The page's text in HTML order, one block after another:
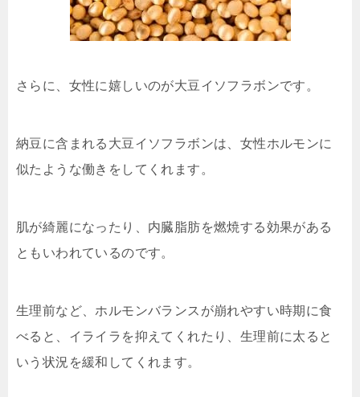
さらに、女性に嬉しいのが大豆イソフラボンです。
納豆に含まれる大豆イソフラボンは、女性ホルモンに
似たような働きをしてくれます。
肌が綺麗になったり、内臓脂肪を燃焼する効果がある
ともいわれているのです。
生理前など、ホルモンバランスが崩れやすい時期に食
べると、イライラを抑えてくれたり、生理前に太ると
いう状況を緩和してくれます。